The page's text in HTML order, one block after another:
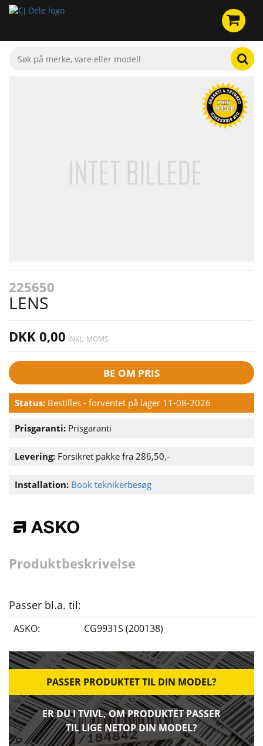
225650
LENS
DKK 0,00 INKL. MOMS
BE OM PRIS
Status: Bestilles - forventet på lager 11-08-2026
Prisgaranti: Prisgaranti
Levering: Forsikret pakke fra 286,50,-
Installation: Book teknikerbesøg
Produktbeskrivelse
Passer bl.a. til:
ASKO: CG9931S (200138)
PASSER PRODUKTET TIL DIN MODEL?
ER DU I TVIVL, OM PRODUKTET PASSER
TIL LIGE NETOP DIN MODEL?